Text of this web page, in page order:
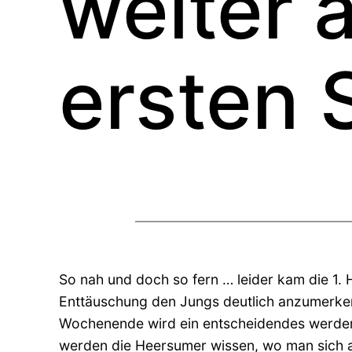
ersten
So nah und doch so fern … leider kam die
Enttäuschung den Jungs deutlich
Wochenende wird ein entscheidendes
werden die Heersumer wissen, wo man